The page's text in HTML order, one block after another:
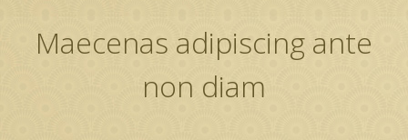
Maecenas adipiscing ante
non diam